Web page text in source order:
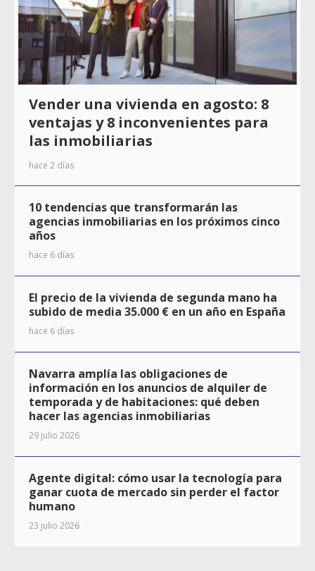
Vender una vivienda en agosto: 8
ventajas y 8 inconvenientes para
las inmobiliarias
hace 2 días
10 tendencias que transformarán las
agencias inmobiliarias en los próximos cinco
años
hace 6 días
El precio de la vivienda de segunda mano ha
subido de media 35.000 € en un año en España
hace 6 días
Navarra amplía las obligaciones de
información en los anuncios de alquiler de
temporada y de habitaciones: qué deben
hacer las agencias inmobiliarias
29 julio 2026
Agente digital: cómo usar la tecnología para
ganar cuota de mercado sin perder el factor
humano
23 julio 2026